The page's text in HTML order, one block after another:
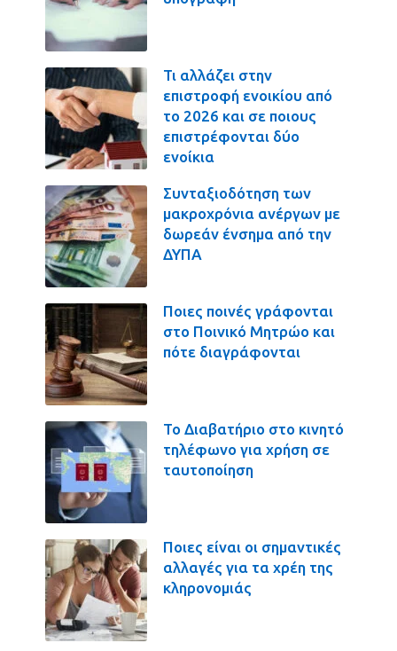
Τι αλλάζει στην
επιστροφή ενοικίου από
το 2026 και σε ποιους
επιστρέφονται δύο
ενοίκια
Συνταξιοδότηση των
μακροχρόνια ανέργων με
δωρεάν ένσημα από την
ΔΥΠΑ
Ποιες ποινές γράφονται
στο Ποινικό Μητρώο και
πότε διαγράφονται
Το Διαβατήριο στο κινητό
τηλέφωνο για χρήση σε
ταυτοποίηση
Ποιες είναι οι σημαντικές
αλλαγές για τα χρέη της
κληρονομιάς